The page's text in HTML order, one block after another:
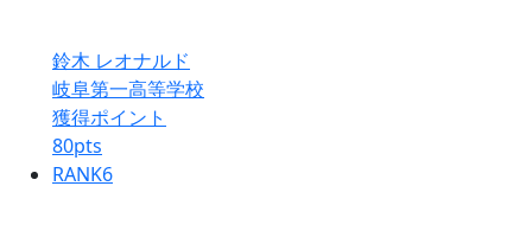
鈴木 レオナルド
岐阜第一高等学校
獲得ポイント
80pts
RANK6